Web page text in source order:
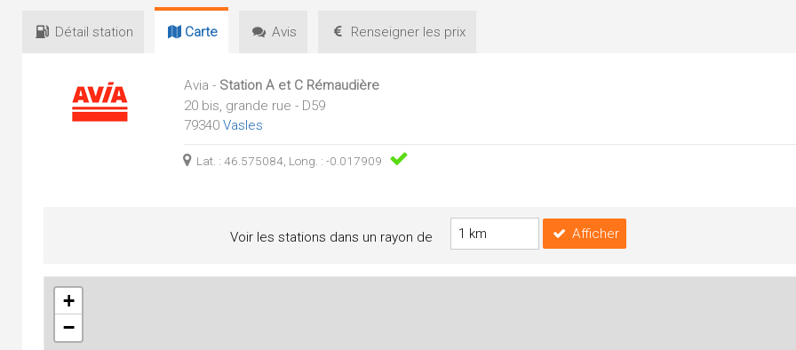
Détail station Carte Avis Renseigner les prix
Avia - Station A et C Rémaudière
20 bis, grande rue - D59
79340 Vasles
Lat. : 46.575084, Long. : -0.017909
Voir les stations dans un rayon de Afficher
+
−